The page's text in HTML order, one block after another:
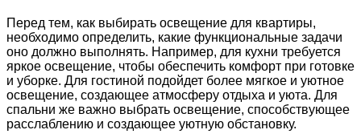
Перед тем, как выбирать освещение для квартиры,
необходимо определить, какие функциональные задачи
оно должно выполнять. Например, для кухни требуется
яркое освещение, чтобы обеспечить комфорт при готовке
и уборке. Для гостиной подойдет более мягкое и уютное
освещение, создающее атмосферу отдыха и уюта. Для
спальни же важно выбрать освещение, способствующее
расслаблению и создающее уютную обстановку.